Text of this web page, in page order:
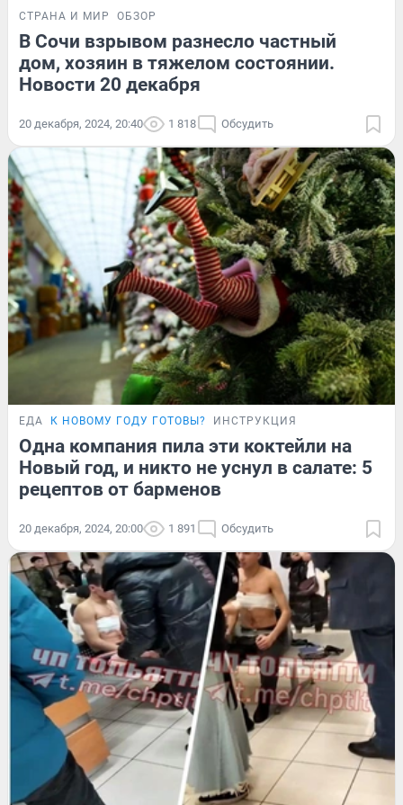
СТРАНА И МИР ОБЗОР
В Сочи взрывом разнесло частный
дом, хозяин в тяжелом состоянии.
Новости 20 декабря
20 декабря, 2024, 20:40 1 818 Обсудить
ЕДА К НОВОМУ ГОДУ ГОТОВЫ? ИНСТРУКЦИЯ
Одна компания пила эти коктейли на
Новый год, и никто не уснул в салате: 5
рецептов от барменов
20 декабря, 2024, 20:00 1 891 Обсудить